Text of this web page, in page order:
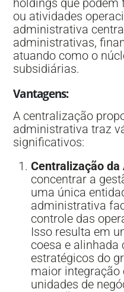
holdings que
ou atividades
administrativa
administrativas,
atuando como o
subsidiárias.
Vantagens:
A centralização
administrativa traz
significativos:
Centralização
concentrar a
uma única
administrativa
controle das
Isso resulta em
coesa e alinhada
estratégicos do
maior integração
unidades de